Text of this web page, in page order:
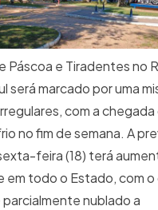
Páscoa e Tiradentes no
será marcado por uma
com a chegada
no fim de semana. A
feira (18) terá
em todo o Estado, com o
nublado a